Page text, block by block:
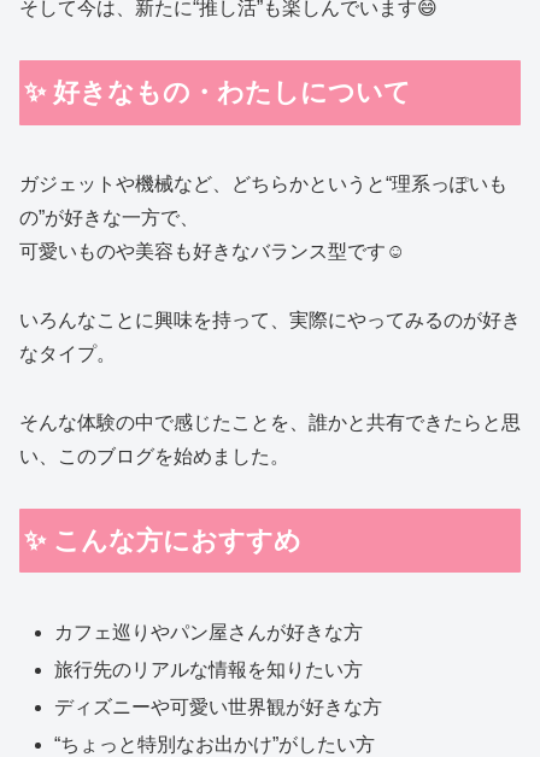
そして今は、新たに“推し活”も楽しんでいます😄
✨ 好きなもの・わたしについて
ガジェットや機械など、どちらかというと“理系っぽいも
の”が好きな一方で、
可愛いものや美容も好きなバランス型です☺️
いろんなことに興味を持って、実際にやってみるのが好き
なタイプ。
そんな体験の中で感じたことを、誰かと共有できたらと思
い、このブログを始めました。
✨ こんな方におすすめ
カフェ巡りやパン屋さんが好きな方
旅行先のリアルな情報を知りたい方
ディズニーや可愛い世界観が好きな方
“ちょっと特別なお出かけ”がしたい方